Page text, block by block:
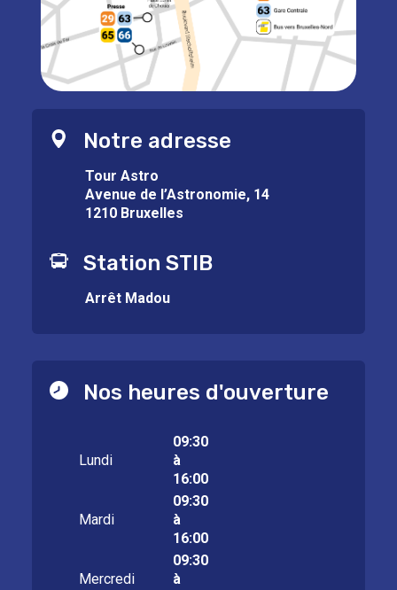
Notre adresse
Tour Astro
Avenue de l’Astronomie, 14
1210 Bruxelles
Station STIB
Arrêt Madou
Nos heures d'ouverture
Lundi
09:30
à
16:00
Mardi
09:30
à
16:00
Mercredi
09:30
à